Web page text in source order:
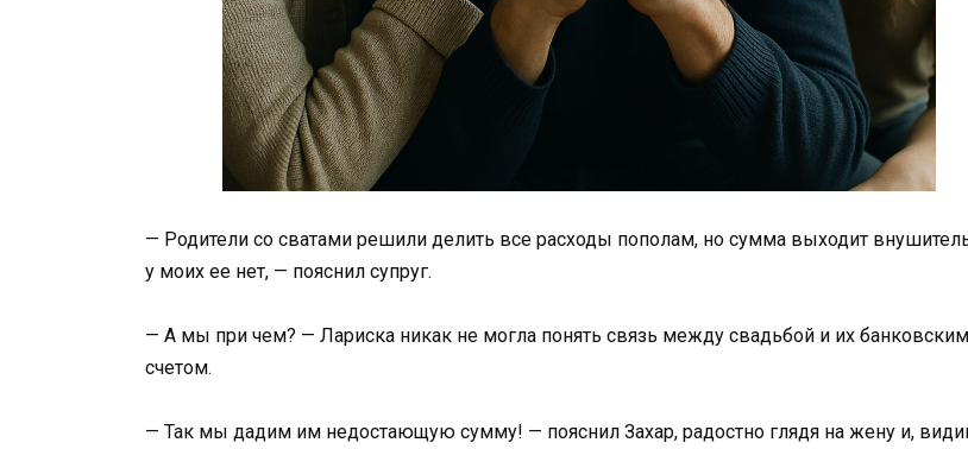
— Родители со сватами решили делить все расходы пополам, но сумма выходит
у моих ее нет, — пояснил супруг.
— А мы при чем? — Лариска никак не могла понять связь между свадьбой и их банковским
счетом.
— Так мы дадим им недостающую сумму! — пояснил Захар, радостно глядя на жену и,